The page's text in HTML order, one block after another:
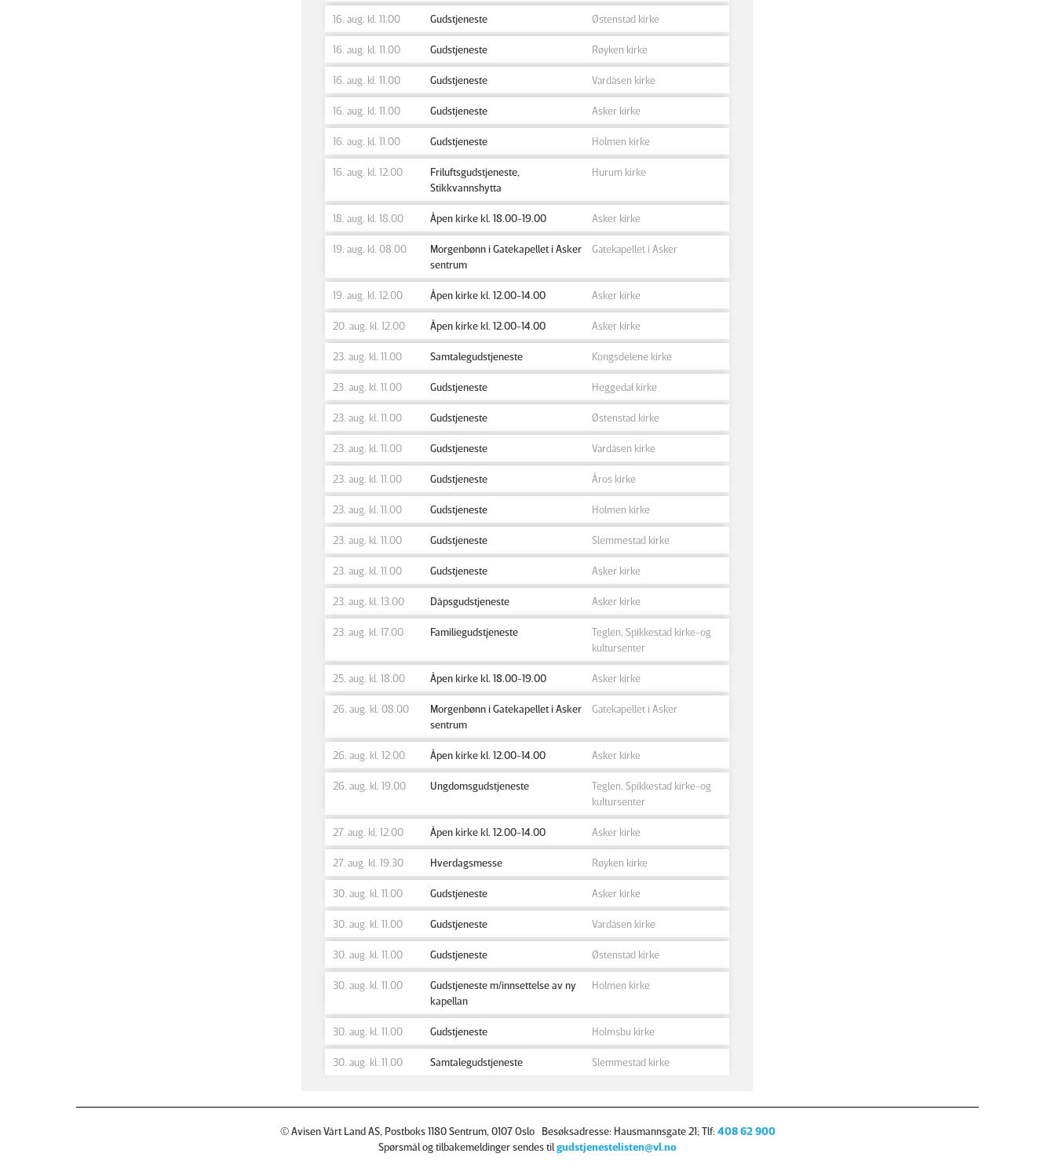
16. aug. kl. 11.00 Gudstjeneste Østenstad kirke
16. aug. kl. 11.00 Gudstjeneste Røyken kirke
16. aug. kl. 11.00 Gudstjeneste Vardåsen kirke
16. aug. kl. 11.00 Gudstjeneste Asker kirke
16. aug. kl. 11.00 Gudstjeneste Holmen kirke
16. aug. kl. 12.00
Friluftsgudstjeneste,
Stikkvannshytta
Hurum kirke
18. aug. kl. 18.00 Åpen kirke kl. 18.00-19.00 Asker kirke
19. aug. kl. 08.00
Morgenbønn i Gatekapellet i Asker
sentrum
Gatekapellet i Asker
19. aug. kl. 12.00 Åpen kirke kl. 12.00-14.00 Asker kirke
20. aug. kl. 12.00 Åpen kirke kl. 12.00-14.00 Asker kirke
23. aug. kl. 11.00 Samtalegudstjeneste Kongsdelene kirke
23. aug. kl. 11.00 Gudstjeneste Heggedal kirke
23. aug. kl. 11.00 Gudstjeneste Østenstad kirke
23. aug. kl. 11.00 Gudstjeneste Vardåsen kirke
23. aug. kl. 11.00 Gudstjeneste Åros kirke
23. aug. kl. 11.00 Gudstjeneste Holmen kirke
23. aug. kl. 11.00 Gudstjeneste Slemmestad kirke
23. aug. kl. 11.00 Gudstjeneste Asker kirke
23. aug. kl. 13.00 Dåpsgudstjeneste Asker kirke
23. aug. kl. 17.00 Familiegudstjeneste
Teglen, Spikkestad kirke-og
kultursenter
25. aug. kl. 18.00 Åpen kirke kl. 18.00-19.00 Asker kirke
26. aug. kl. 08.00
Morgenbønn i Gatekapellet i Asker
sentrum
Gatekapellet i Asker
26. aug. kl. 12.00 Åpen kirke kl. 12.00-14.00 Asker kirke
26. aug. kl. 19.00 Ungdomsgudstjeneste
Teglen, Spikkestad kirke-og
kultursenter
27. aug. kl. 12.00 Åpen kirke kl. 12.00-14.00 Asker kirke
27. aug. kl. 19.30 Hverdagsmesse Røyken kirke
30. aug. kl. 11.00 Gudstjeneste Asker kirke
30. aug. kl. 11.00 Gudstjeneste Vardåsen kirke
30. aug. kl. 11.00 Gudstjeneste Østenstad kirke
30. aug. kl. 11.00
Gudstjeneste m/innsettelse av ny
kapellan
Holmen kirke
30. aug. kl. 11.00 Gudstjeneste Holmsbu kirke
30. aug. kl. 11.00 Samtalegudstjeneste Slemmestad kirke
© Avisen Vårt Land AS, Postboks 1180 Sentrum, 0107 Oslo Besøksadresse: Hausmannsgate 21; Tlf: 408 62 900
Spørsmål og tilbakemeldinger sendes tilgudstjenestelisten@vl.no